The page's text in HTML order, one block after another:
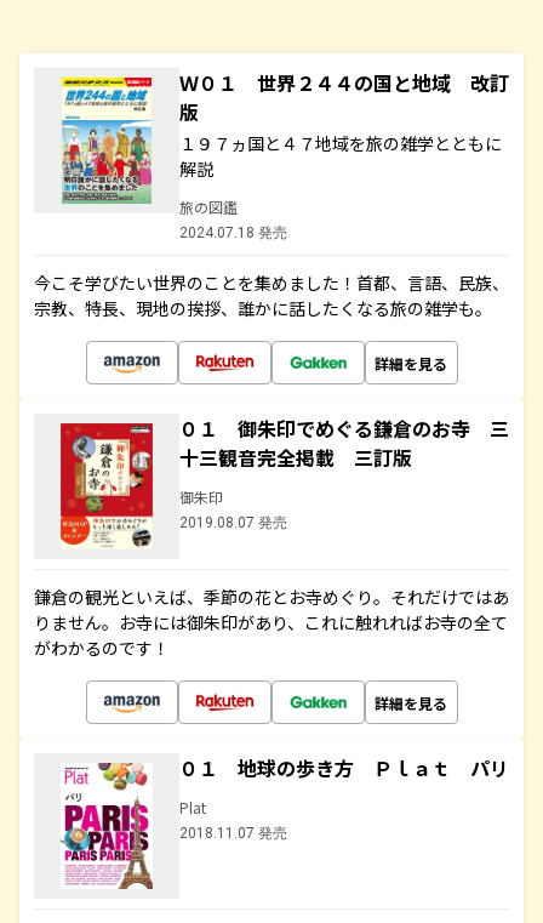
Ｗ０１ 世界２４４の国と地域 改訂
版
１９７ヵ国と４７地域を旅の雑学とともに
解説
旅の図鑑
2024.07.18 発売
今こそ学びたい世界のことを集めました！首都、言語、民族、
宗教、特長、現地の挨拶、誰かに話したくなる旅の雑学も。
詳細を見る
０１ 御朱印でめぐる鎌倉のお寺 三
十三観音完全掲載 三訂版
御朱印
2019.08.07 発売
鎌倉の観光といえば、季節の花とお寺めぐり。それだけではあ
りません。お寺には御朱印があり、これに触れればお寺の全て
がわかるのです！
詳細を見る
０１ 地球の歩き方 Ｐｌａｔ パリ
Plat
2018.11.07 発売